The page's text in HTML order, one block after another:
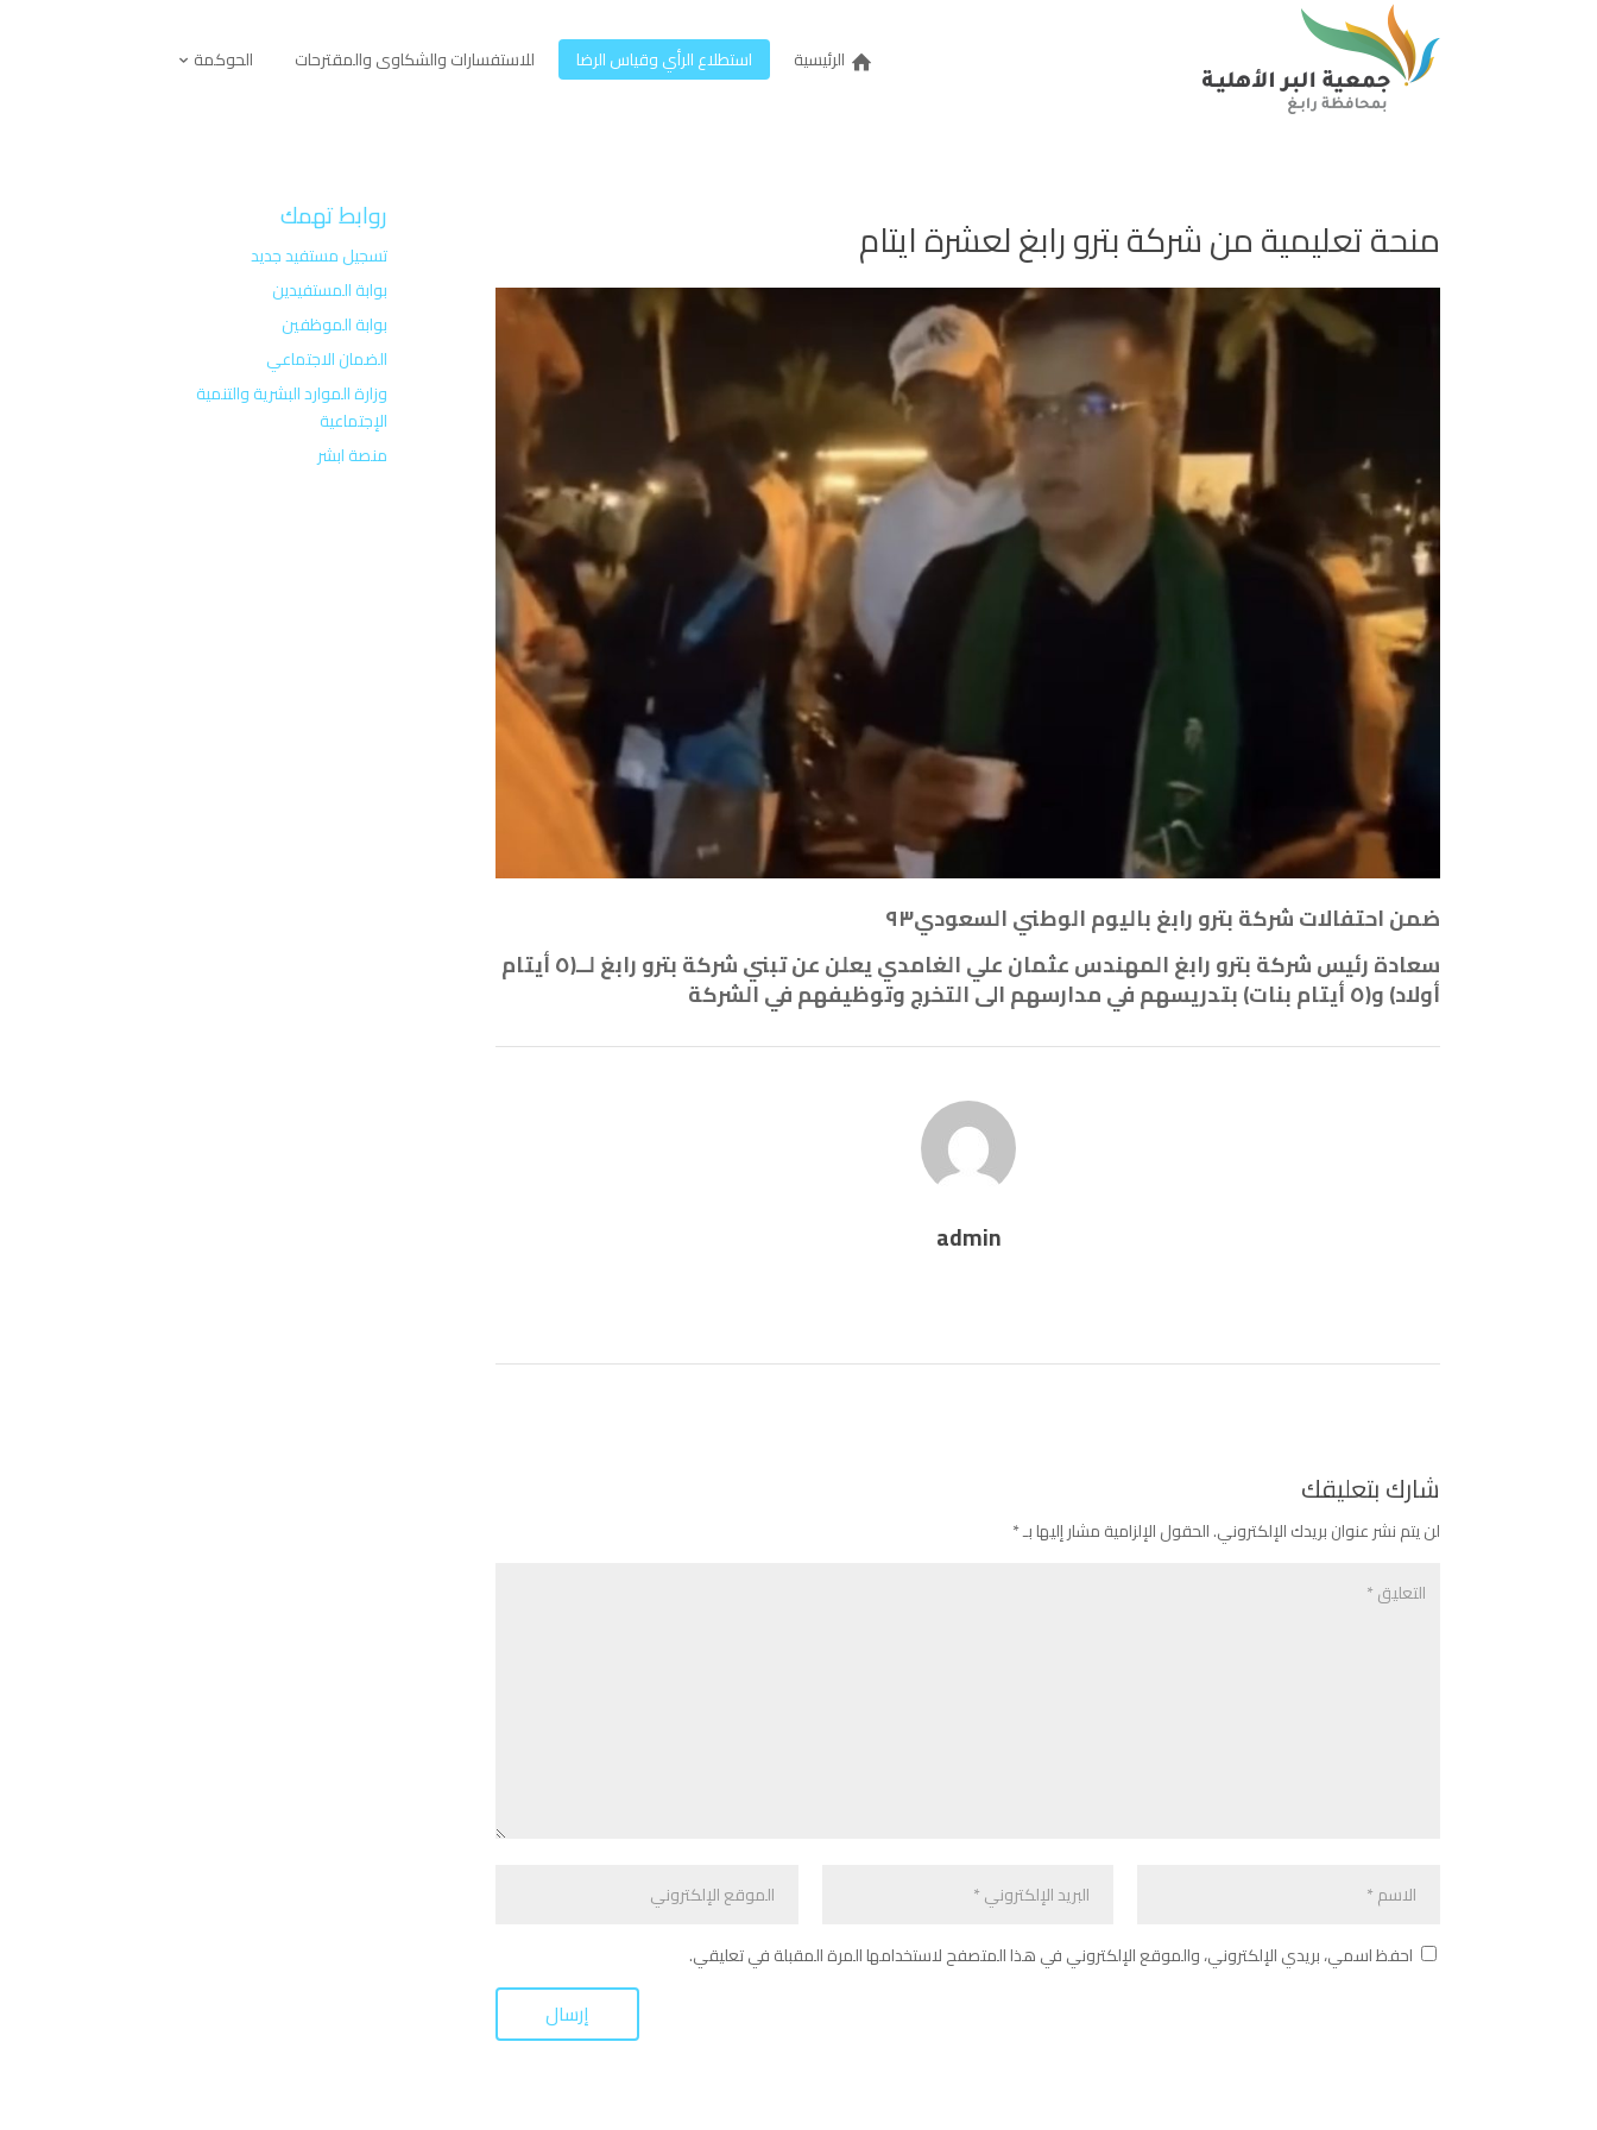
الرئيسية استطلاع الرأي وقياس الرضا للاستفسارات والشكاوى والمقترحات الحوكمة
منحة تعليمية من شركة بترو رابغ لعشرة ايتام
ضمن احتفالات شركة ⁧‫بترو رابغ‬⁩ باليوم الوطني السعودي٩٣‬⁩
‏سعادة رئيس شركة بترو رابغ المهندس عثمان علي الغامدي يعلن عن تبني شركة ⁧‫بترو رابغ‬⁩ لــ(٥ أيتام
أولاد) و(٥ أيتام بنات) بتدريسهم في مدارسهم الى التخرج وتوظيفهم في الشركة
admin
شارك بتعليقك
لن يتم نشر عنوان بريدك الإلكتروني.الحقول الإلزامية مشار إليها بـ*
احفظ اسمي، بريدي الإلكتروني، والموقع الإلكتروني في هذا المتصفح لاستخدامها المرة المقبلة في تعليقي.
روابط تهمك
تسجيل مستفيد جديد
بوابة المستفيدين
بوابة الموظفين
الضمان الاجتماعي
وزارة الموارد البشرية والتنمية
الإجتماعية
منصة ابشر